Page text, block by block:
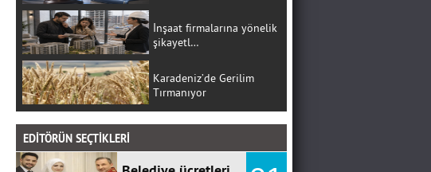
İnşaat firmalarına yönelik
şikayetl…
Karadeniz’de Gerilim
Tırmanıyor
EDİTÖRÜN SEÇTİKLERİ